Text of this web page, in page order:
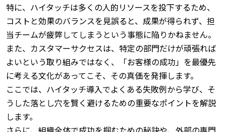
特に、ハイタッチは多くの人的リソースを投下するため、
コストと効果のバランスを見誤ると、成果が得られず、担
当チームが疲弊してしまうという事態に陥りかねません。
また、カスタマーサクセスは、特定の部門だけが頑張れば
よいという取り組みではなく、「お客様の成功」を最優先
に考える文化があってこそ、その真価を発揮します。
ここでは、ハイタッチ導入でよくある失敗例から学び、そ
うした落とし穴を賢く避けるための重要なポイントを解説
します。